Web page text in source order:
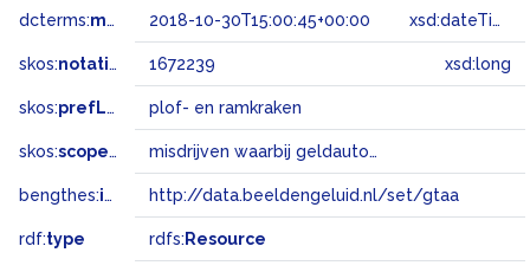
dcterms:modified 2018-10-30T15:00:45+00:00 xsd:dateTime
skos:notation 1672239 xsd:long
skos:prefLabel plof- en ramkraken
skos:scopeNote misdrijven waarbij geldautomaten of gevels van banken, juweliers enz. worden vernield door criminelen
bengthes:inSet http://data.beeldengeluid.nl/set/gtaa
rdf:type rdfs: Resource